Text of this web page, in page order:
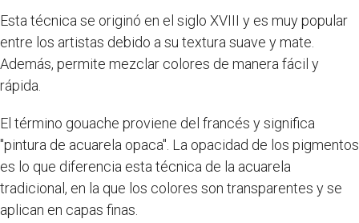
Esta técnica se originó en el siglo XVIII y es muy popular
entre los artistas debido a su textura suave y mate.
Además, permite mezclar colores de manera fácil y
rápida.
El término gouache proviene del francés y significa
"pintura de acuarela opaca". La opacidad de los pigmentos
es lo que diferencia esta técnica de la acuarela
tradicional, en la que los colores son transparentes y se
aplican en capas finas.